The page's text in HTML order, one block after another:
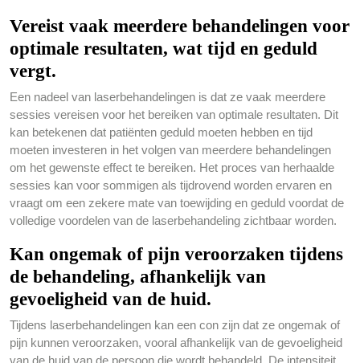
Vereist vaak meerdere behandelingen voor
optimale resultaten, wat tijd en geduld
vergt.
Een nadeel van laserbehandelingen is dat ze vaak meerdere
sessies vereisen voor het bereiken van optimale resultaten. Dit
kan betekenen dat patiënten geduld moeten hebben en tijd
moeten investeren in het volgen van meerdere behandelingen
om het gewenste effect te bereiken. Het proces van herhaalde
sessies kan voor sommigen als tijdrovend worden ervaren en
vraagt om een zekere mate van toewijding en geduld voordat de
volledige voordelen van de laserbehandeling zichtbaar worden.
Kan ongemak of pijn veroorzaken tijdens
de behandeling, afhankelijk van
gevoeligheid van de huid.
Tijdens laserbehandelingen kan een con zijn dat ze ongemak of
pijn kunnen veroorzaken, vooral afhankelijk van de gevoeligheid
van de huid van de persoon die wordt behandeld. De intensiteit